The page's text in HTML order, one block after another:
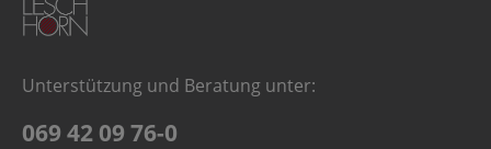
Unterstützung und Beratung unter:
069 42 09 76-0